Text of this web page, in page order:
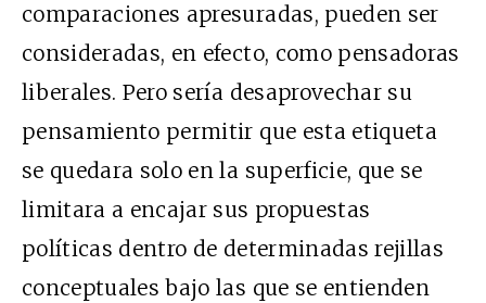
comparaciones apresuradas, pueden ser
consideradas, en efecto, como pensadoras
liberales. Pero sería desaprovechar su
pensamiento permitir que esta etiqueta
se quedara solo en la superficie, que se
limitara a encajar sus propuestas
políticas dentro de determinadas rejillas
conceptuales bajo las que se entienden